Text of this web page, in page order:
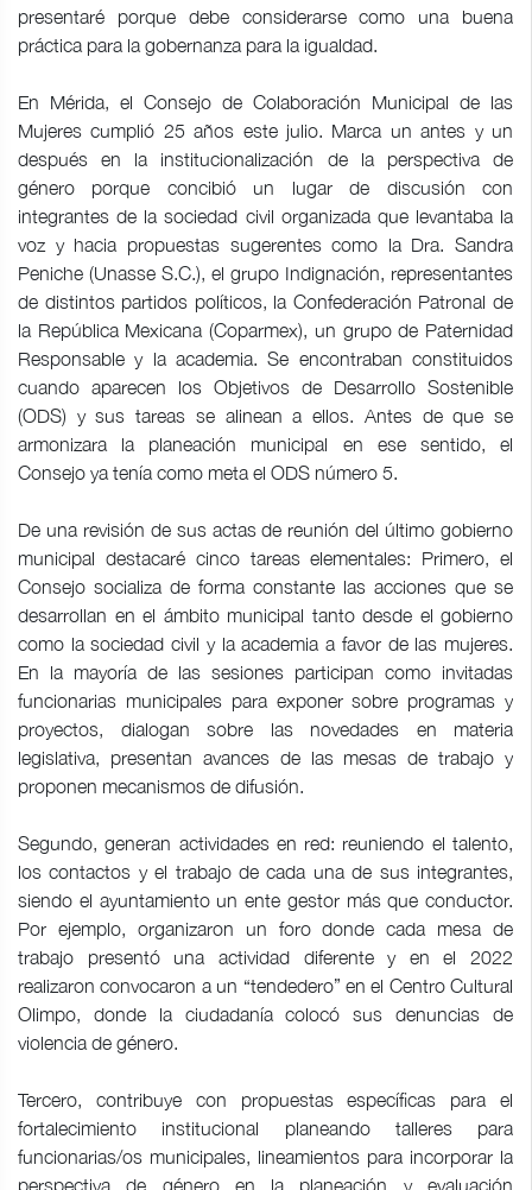
presentaré porque debe considerarse como una buena
práctica para la gobernanza para la igualdad.
En Mérida, el Consejo de Colaboración Municipal de las
Mujeres cumplió 25 años este julio. Marca un antes y un
después en la institucionalización de la perspectiva de
género porque concibió un lugar de discusión con
integrantes de la sociedad civil organizada que levantaba la
voz y hacia propuestas sugerentes como la Dra. Sandra
Peniche (Unasse S.C.), el grupo Indignación, representantes
de distintos partidos políticos, la Confederación Patronal de
la República Mexicana (Coparmex), un grupo de Paternidad
Responsable y la academia. Se encontraban constituidos
cuando aparecen los Objetivos de Desarrollo Sostenible
(ODS) y sus tareas se alinean a ellos. Antes de que se
armonizara la planeación municipal en ese sentido, el
Consejo ya tenía como meta el ODS número 5.
De una revisión de sus actas de reunión del último gobierno
municipal destacaré cinco tareas elementales: Primero, el
Consejo socializa de forma constante las acciones que se
desarrollan en el ámbito municipal tanto desde el gobierno
como la sociedad civil y la academia a favor de las mujeres.
En la mayoría de las sesiones participan como invitadas
funcionarias municipales para exponer sobre programas y
proyectos, dialogan sobre las novedades en materia
legislativa, presentan avances de las mesas de trabajo y
proponen mecanismos de difusión.
Segundo, generan actividades en red: reuniendo el talento,
los contactos y el trabajo de cada una de sus integrantes,
siendo el ayuntamiento un ente gestor más que conductor.
Por ejemplo, organizaron un foro donde cada mesa de
trabajo presentó una actividad diferente y en el 2022
realizaron convocaron a un “tendedero” en el Centro Cultural
Olimpo, donde la ciudadanía colocó sus denuncias de
violencia de género.
Tercero, contribuye con propuestas específicas para el
fortalecimiento institucional planeando talleres para
funcionarias/os municipales, lineamientos para incorporar la
perspectiva de género en la planeación y evaluación